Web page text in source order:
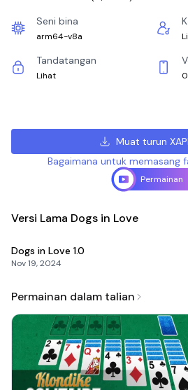
Seni bina
arm64-v8a
Tandatangan
Lihat 0
Muat turun
Bagaimana untuk memasang
Permainan
Versi Lama Dogs in Love
Dogs in Love 1.0
Nov 19, 2024
Permainan dalam talian